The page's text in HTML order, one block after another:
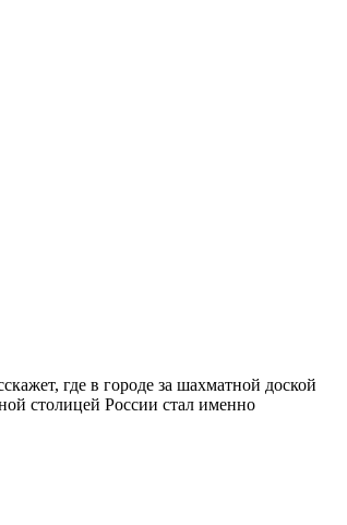
где в городе за шахматной доской
столицей России стал именно